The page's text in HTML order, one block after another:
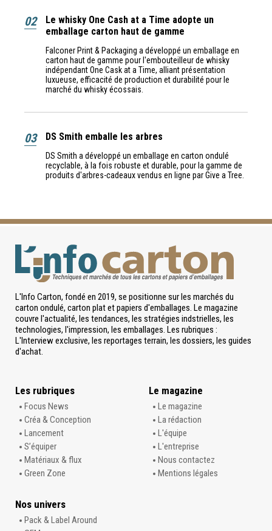
02
Le whisky One Cash at a Time adopte un
emballage carton haut de gamme
Falconer Print & Packaging a développé un emballage en
carton haut de gamme pour l'embouteilleur de whisky
indépendant One Cask at a Time, alliant présentation
luxueuse, efficacité de production et durabilité pour le
marché du whisky écossais.
03 DS Smith emballe les arbres
DS Smith a développé un emballage en carton ondulé
recyclable, à la fois robuste et durable, pour la gamme de
produits d'arbres-cadeaux vendus en ligne par Give a Tree.
L'Info Carton, fondé en 2019, se positionne sur les marchés du
carton ondulé, carton plat et papiers d'emballages. Le magazine
couvre l'actualité, les tendances, les stratégies indstrielles, les
technologies, l'impression, les emballages. Les rubriques :
L'Interview exclusive, les reportages terrain, les dossiers, les guides
d'achat.
Les rubriques
Focus News
Créa & Conception
Lancement
S’équiper
Matériaux & flux
Green Zone
Le magazine
Le magazine
La rédaction
L'équipe
L'entreprise
Nous contactez
Mentions légales
Nos univers
Pack & Label Around